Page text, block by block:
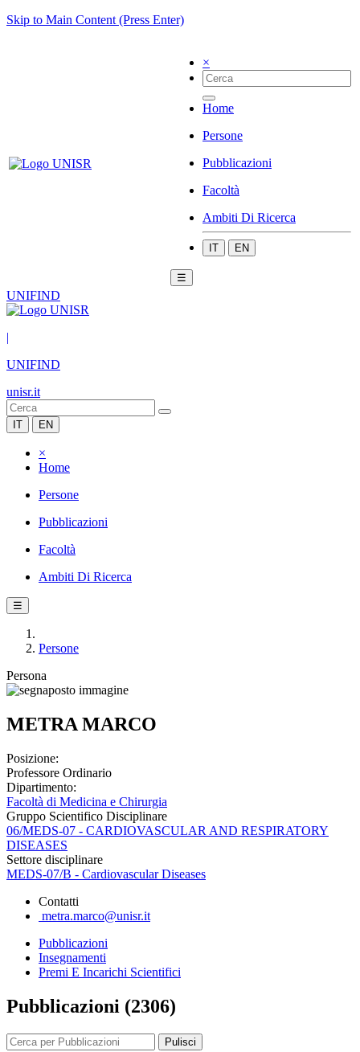
Skip to Main Content (Press Enter)
×
Home
Persone
Pubblicazioni
Facoltà
Ambiti Di Ricerca
IT EN
☰
UNIFIND
|
UNIFIND
unisr.it
IT EN
×
Home
Persone
Pubblicazioni
Facoltà
Ambiti Di Ricerca
☰
Persone
Persona
METRA MARCO
Posizione:
Professore Ordinario
Dipartimento:
Facoltà di Medicina e Chirurgia
Gruppo Scientifico Disciplinare
06/MEDS-07 - CARDIOVASCULAR AND RESPIRATORY
DISEASES
Settore disciplinare
MEDS-07/B - Cardiovascular Diseases
Contatti
metra.marco@unisr.it
Pubblicazioni
Insegnamenti
Premi E Incarichi Scientifici
Pubblicazioni (2306)
Pulisci